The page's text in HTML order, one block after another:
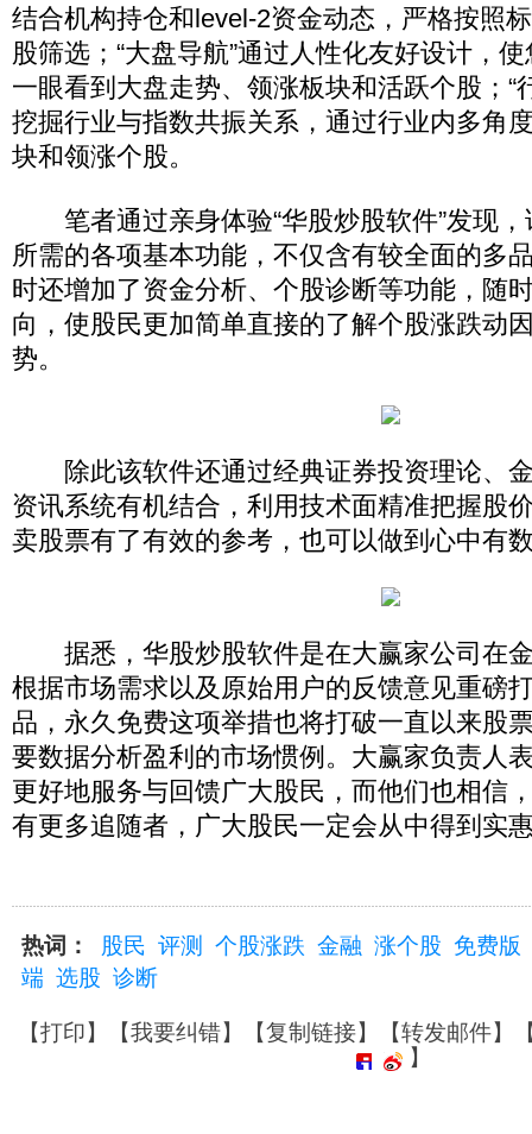
结合机构持仓和level-2资金动态，严格按照
股筛选；“大盘导航”通过人性化友好设计，
一眼看到大盘走势、领涨板块和活跃个股；“
挖掘行业与指数共振关系，通过行业内多角
块和领涨个股。
笔者通过亲身体验“华股炒股软件”发现，
所需的各项基本功能，不仅含有较全面的多
时还增加了资金分析、个股诊断等功能，随
向，使股民更加简单直接的了解个股涨跌动
势。
除此该软件还通过经典证券投资理论、
资讯系统有机结合，利用技术面精准把握股
卖股票有了有效的参考，也可以做到心中有
据悉，华股炒股软件是在大赢家公司在
根据市场需求以及原始用户的反馈意见重磅
品，永久免费这项举措也将打破一直以来股
要数据分析盈利的市场惯例。大赢家负责人
更好地服务与回馈广大股民，而他们也相信
有更多追随者，广大股民一定会从中得到实
热词： 股民 评测 个股涨跌 金融 涨个股 免费版
端 选股 诊断
【打印】【我要纠错】【复制链接】【转发邮件】
】